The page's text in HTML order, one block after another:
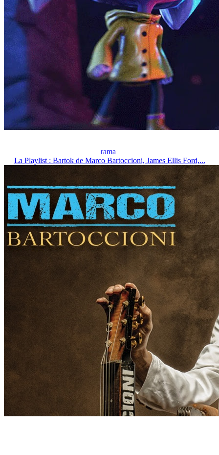
rama
La Playlist : Bartok de Marco Bartoccioni, James Ellis Ford,...